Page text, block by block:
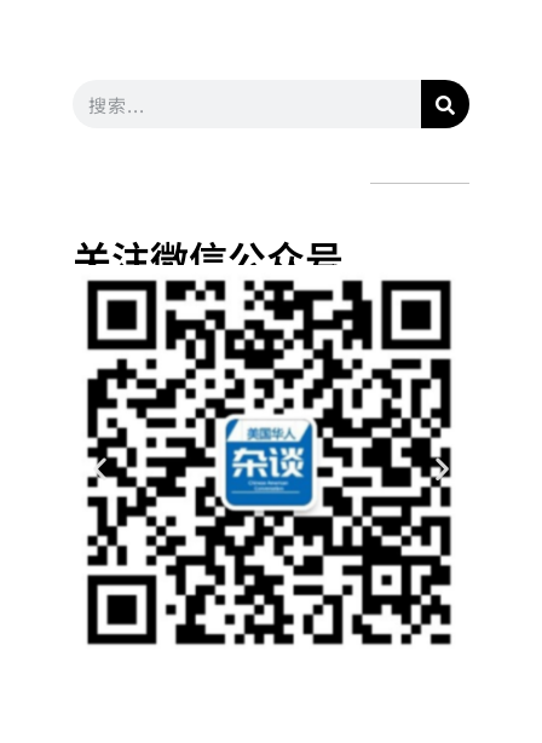
关注微信公众号